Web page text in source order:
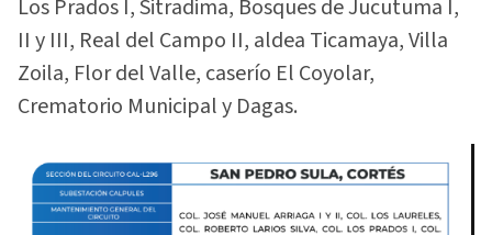
Los Prados I, Sitradima, Bosques de Jucutuma I,
II y III, Real del Campo II, aldea Ticamaya, Villa
Zoila, Flor del Valle, caserío El Coyolar,
Crematorio Municipal y Dagas.